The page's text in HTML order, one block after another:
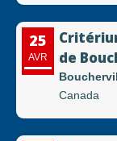
25
AVR
de
Canada